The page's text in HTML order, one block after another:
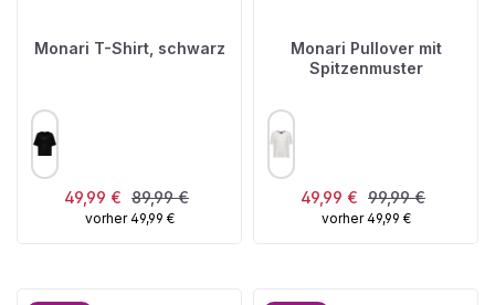
Monari T-Shirt, schwarz
FARBE
Verkaufspreis:
49,99 € Regulärer Preis:
89,99 €
vorher 49,99 €
Monari Pullover mit
Spitzenmuster
FARBE
Verkaufspreis:
49,99 € Regulärer Preis:
99,99 €
vorher 49,99 €